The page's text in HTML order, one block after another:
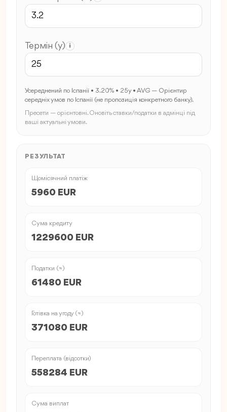
Термін (y) i
Усереднений по Іспанії • 3.20% • 25y • AVG — Орієнтир
середніх умов по Іспанії (не пропозиція конкретного банку).
Пресети — орієнтовні. Оновіть ставки/податки в адмінці під
ваші актуальні умови.
РЕЗУЛЬТАТ
Щомісячний платіж
5960 EUR
Сума кредиту
1229600 EUR
Податки (≈)
61480 EUR
Готівка на угоду (≈)
371080 EUR
Переплата (відсотки)
558284 EUR
Сума виплат